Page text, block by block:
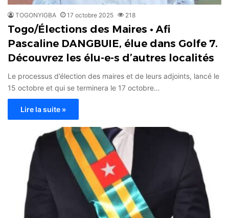
TOGONYIGBA 17 octobre 2025 218
Togo/Élections des Maires • Afi
Pascaline DANGBUIE, élue dans Golfe 7.
Découvrez les élu-e-s d’autres localités
Le processus d’élection des maires et de leurs adjoints, lancé le
15 octobre et qui se terminera le 17 octobre…
Lire la suite »